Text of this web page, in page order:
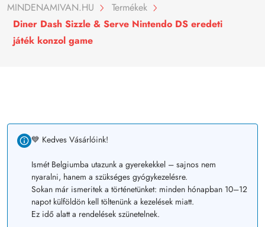
MINDENAMIVAN.HU
Termékek
Diner Dash Sizzle & Serve Nintendo DS eredeti
játék konzol game
💙 Kedves Vásárlóink!
Ismét Belgiumba utazunk a gyerekekkel – sajnos nem
nyaralni, hanem a szükséges gyógykezelésre.
Sokan már ismeritek a történetünket: minden hónapban 10–12
napot külföldön kell töltenünk a kezelések miatt.
Ez idő alatt a rendelések szünetelnek.